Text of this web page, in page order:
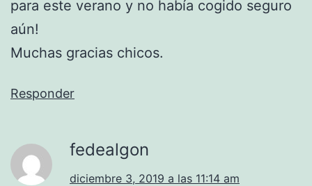
para este verano y no había cogido seguro
aún!
Muchas gracias chicos.
Responder
fedealgon
diciembre 3, 2019 a las 11:14 am